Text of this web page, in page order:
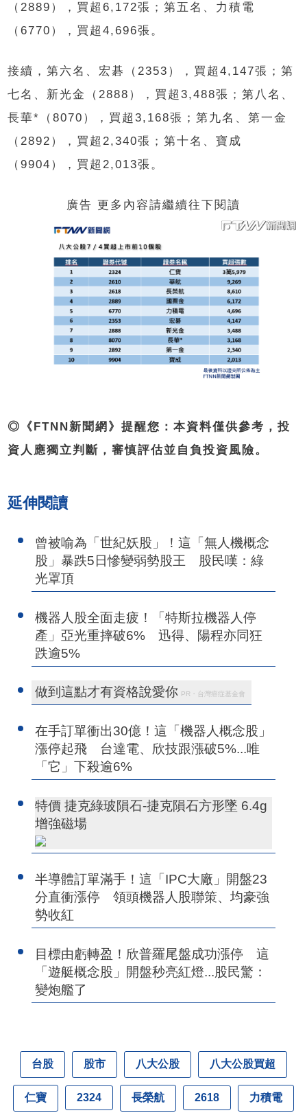
（2889），買超6,172張；第五名、力積電
（6770），買超4,696張。
接續，第六名、宏碁（2353），買超4,147張；第
七名、新光金（2888），買超3,488張；第八名、
長華*（8070），買超3,168張；第九名、第一金
（2892），買超2,340張；第十名、寶成
（9904），買超2,013張。
廣告 更多內容請繼續往下閱讀
◎《FTNN新聞網》提醒您：本資料僅供參考，投
資人應獨立判斷，審慎評估並自負投資風險。
延伸閱讀
曾被喻為「世紀妖股」！這「無人機概念
股」暴跌5日慘變弱勢股王 股民嘆：綠
光罩頂
機器人股全面走疲！「特斯拉機器人停
產」亞光重摔破6% 迅得、陽程亦同狂
跌逾5%
做到這點才有資格說愛你 PR・台灣癌症基金會
在手訂單衝出30億！這「機器人概念股」
漲停起飛 台達電、欣技跟漲破5%...唯
「它」下殺逾6%
特價 捷克綠玻隕石-捷克隕石方形墜 6.4g
增強磁場
半導體訂單滿手！這「IPC大廠」開盤23
分直衝漲停 領頭機器人股聯策、均豪強
勢收紅
目標由虧轉盈！欣普羅尾盤成功漲停 這
「遊艇概念股」開盤秒亮紅燈...股民驚：
變炮艦了
台股 股市 八大公股 八大公股買超
仁寶 2324 長榮航 2618 力積電